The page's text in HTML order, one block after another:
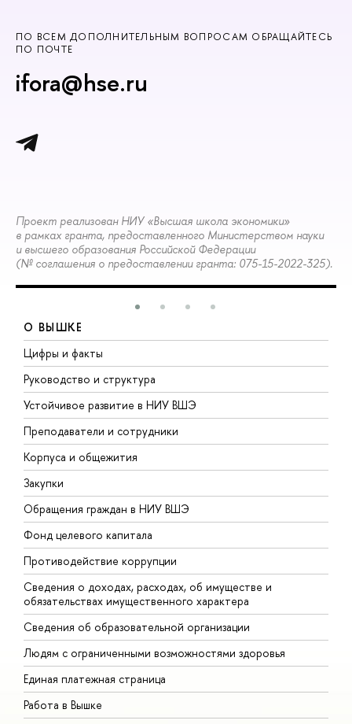
ПО ВСЕМ ДОПОЛНИТЕЛЬНЫМ ВОПРОСАМ ОБРАЩАЙТЕСЬ
ПО ПОЧТЕ
ifora@hse.ru
Проект реализован НИУ «Высшая школа экономики»
в рамках гранта, предоставленного Министерством науки
и высшего образования Российской Федерации
(№ соглашения о предоставлении гранта: 075-15-2022-325).
О ВЫШКЕ
Цифры и факты
Руководство и структура
Устойчивое развитие в НИУ ВШЭ
Преподаватели и сотрудники
Корпуса и общежития
Закупки
Обращения граждан в НИУ ВШЭ
Фонд целевого капитала
Противодействие коррупции
Сведения о доходах, расходах, об имуществе и
обязательствах имущественного характера
Сведения об образовательной организации
Людям с ограниченными возможностями здоровья
Единая платежная страница
Работа в Вышке